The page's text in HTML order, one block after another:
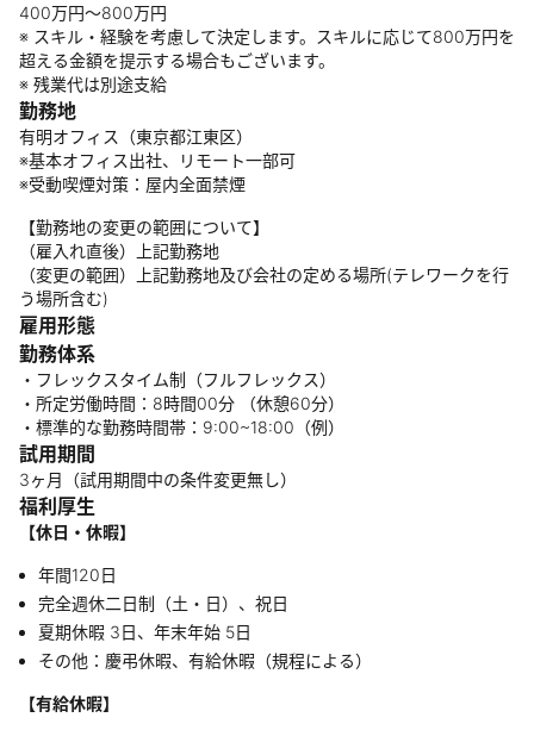
400万円～800万円
※ スキル・経験を考慮して決定します。スキルに応じて800万円を
超える金額を提示する場合もございます。
※ 残業代は別途支給
勤務地
有明オフィス（東京都江東区）
※基本オフィス出社、リモート一部可
※受動喫煙対策：屋内全面禁煙
【勤務地の変更の範囲について】
（雇入れ直後）上記勤務地
（変更の範囲）上記勤務地及び会社の定める場所(テレワークを行
う場所含む)
雇用形態
勤務体系
・フレックスタイム制（フルフレックス）
・所定労働時間：8時間00分 （休憩60分）
・標準的な勤務時間帯：9:00~18:00（例）
試用期間
3ヶ月（試用期間中の条件変更無し）
福利厚生
【休日・休暇】
年間120日
完全週休二日制（土・日）、祝日
夏期休暇 3日、年末年始 5日
その他：慶弔休暇、有給休暇（規程による）
【有給休暇】